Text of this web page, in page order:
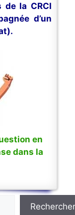
de la CRCI
d’un
en
dans la
Rechercher